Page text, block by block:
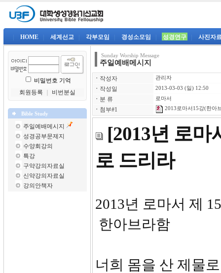
HOME 세계선교 각부모임 경성소모임 성경연구 사진자
비밀번호 기억
회원등록
비번분실
Bible Study
주일예배메시지
성경공부문제지
수양회강의
특강
구약강의자료실
신약강의자료실
강의안책자
Sunday Worship Message
주일예배메시지
ㆍ 작성자 관리자
ㆍ 작성일 2013-03-03 (일) 12:50
ㆍ 분 류 로마서
ㆍ 첨부#1 2013로마서15강(한아
[2013년 로마
로 드리라
2013년
한아브라함
너희 몸을 산 제물